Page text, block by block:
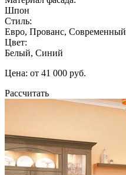
Шпон
Стиль:
Евро, Прованс, Современный
Цвет:
Белый, Синий
Цена: от 41 000 руб.
Рассчитать